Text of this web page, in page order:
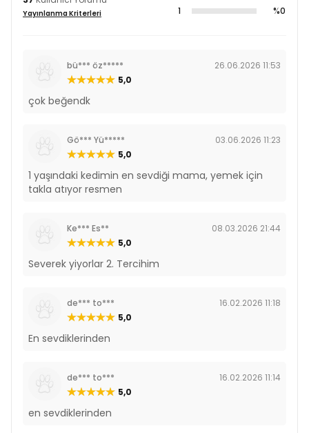
Yayınlanma Kriterleri
1
%0
bü*** öz*****
26.06.2026 11:53
5,0
çok beğendk
Gö*** Yü*****
03.06.2026 11:23
5,0
1 yaşındaki kedimin en sevdiği mama, yemek için
takla atıyor resmen
Ke*** Es**
08.03.2026 21:44
5,0
Severek yiyorlar 2. Tercihim
de*** to***
16.02.2026 11:18
5,0
En sevdiklerinden
de*** to***
16.02.2026 11:14
5,0
en sevdiklerinden